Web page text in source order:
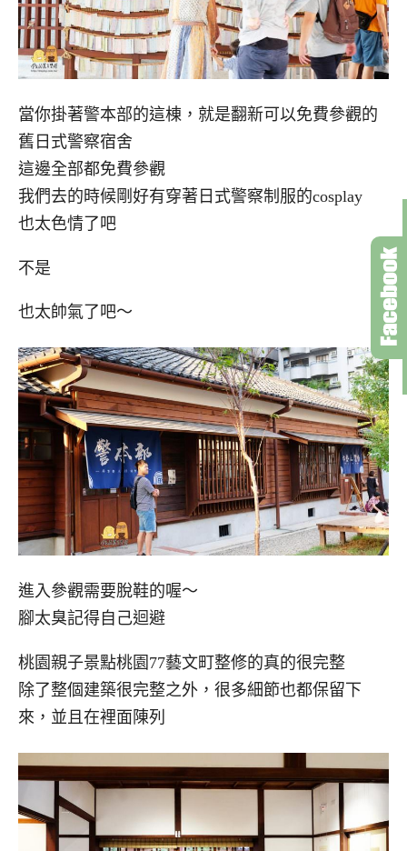
當你掛著警本部的這棟，就是翻新可以免費參觀的
舊日式警察宿舍
這邊全部都免費參觀
我們去的時候剛好有穿著日式警察制服的cosplay
也太色情了吧
不是
也太帥氣了吧～
進入參觀需要脫鞋的喔～
腳太臭記得自己迴避
桃園親子景點桃園77藝文町整修的真的很完整
除了整個建築很完整之外，很多細節也都保留下
來，並且在裡面陳列